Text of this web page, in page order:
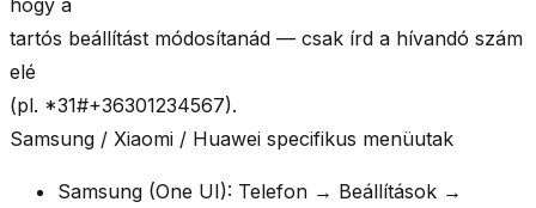
tartós beállítást módosítanád — csak írd a hívandó szám
elé
(pl. *31#+36301234567).
Samsung / Xiaomi / Huawei specifikus menüutak
Samsung (One UI): Telefon → Beállítások →